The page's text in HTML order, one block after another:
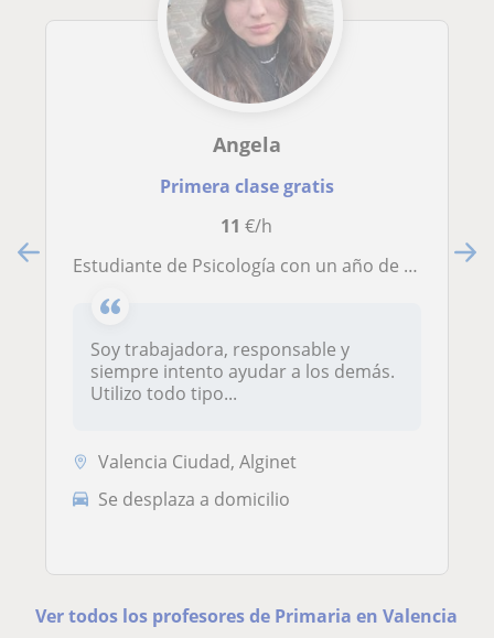
Angela
Primera clase gratis
11 €/h
Estudiante de Psicología con un año de experiencia impartiendo clases particulares de lengua, historia y matemáticas.
Soy trabajadora, responsable y
siempre intento ayudar a los demás.
Utilizo todo tipo...
Valencia Ciudad, Alginet
Se desplaza a domicilio
Ver todos los profesores de Primaria en Valencia